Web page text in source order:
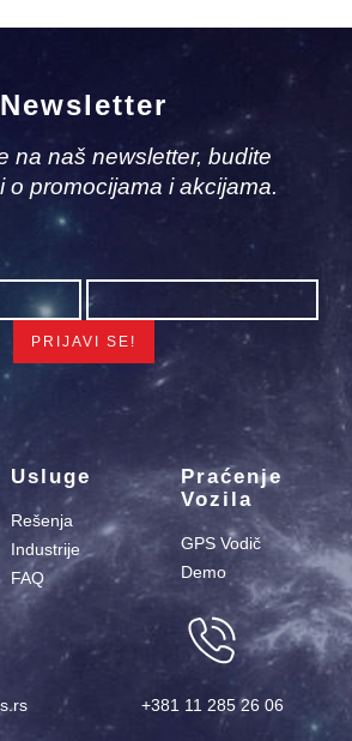
Newsletter
na naš newsletter, budite
o promocijama i akcijama.
Usluge
Rešenja
Industrije
FAQ
Praćenje
Vozila
GPS Vodič
Demo
+381 11 285 26 06